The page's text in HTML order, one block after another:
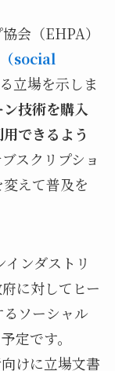
会（EHPA）
social
立場を示しま
技術を購入
できるよう
スクリプショ
えて普及を
ンダストリ
に対してヒー
ソーシャル
定です。
けに立場文書